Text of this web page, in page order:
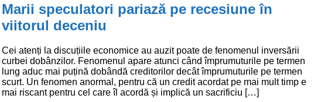
Marii speculatori pariază pe recesiune în
viitorul deceniu
Cei atenți la discuțiile economice au auzit poate de fenomenul inversării
curbei dobânzilor. Fenomenul apare atunci când împrumuturile pe termen
lung aduc mai puțină dobândă creditorilor decât împrumuturile pe termen
scurt. Un fenomen anormal, pentru că un credit acordat pe mai mult timp e
mai riscant pentru cel care îl acordă și implică un sacrificiu […]